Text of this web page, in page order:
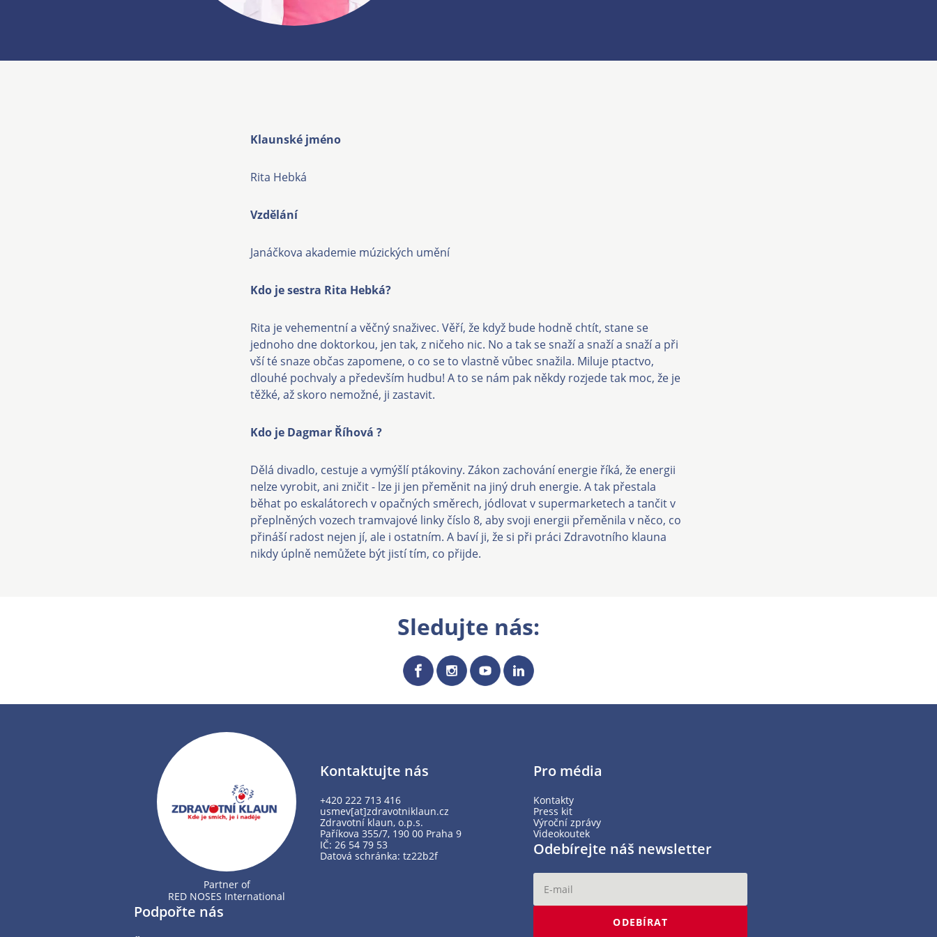
Klaunské jméno
Rita Hebká
Vzdělání
Janáčkova akademie múzických umění
Kdo je sestra Rita Hebká?
Rita je vehementní a věčný snaživec. Věří, že když bude hodně chtít, stane se
jednoho dne doktorkou, jen tak, z ničeho nic. No a tak se snaží a snaží a snaží a při
vší té snaze občas zapomene, o co se to vlastně vůbec snažila. Miluje ptactvo,
dlouhé pochvaly a především hudbu! A to se nám pak někdy rozjede tak moc, že je
těžké, až skoro nemožné, ji zastavit.
Kdo je Dagmar Říhová ?
Dělá divadlo, cestuje a vymýšlí ptákoviny. Zákon zachování energie říká, že energii
nelze vyrobit, ani zničit - lze ji jen přeměnit na jiný druh energie. A tak přestala
běhat po eskalátorech v opačných směrech, jódlovat v supermarketech a tančit v
přeplněných vozech tramvajové linky číslo 8, aby svoji energii přeměnila v něco, co
přináší radost nejen jí, ale i ostatním. A baví ji, že si při práci Zdravotního klauna
nikdy úplně nemůžete být jistí tím, co přijde.
Sledujte nás:
Partner of
RED NOSES International
Podpořte nás
Kontaktujte nás
+420 222 713 416
usmev[at]zdravotniklaun.cz
Zdravotní klaun, o.p.s.
Paříkova 355/7, 190 00 Praha 9
IČ: 26 54 79 53
Datová schránka: tz22b2f
Pro média
Kontakty
Press kit
Výroční zprávy
Videokoutek
Odebírejte náš newsletter
ODEBÍRAT